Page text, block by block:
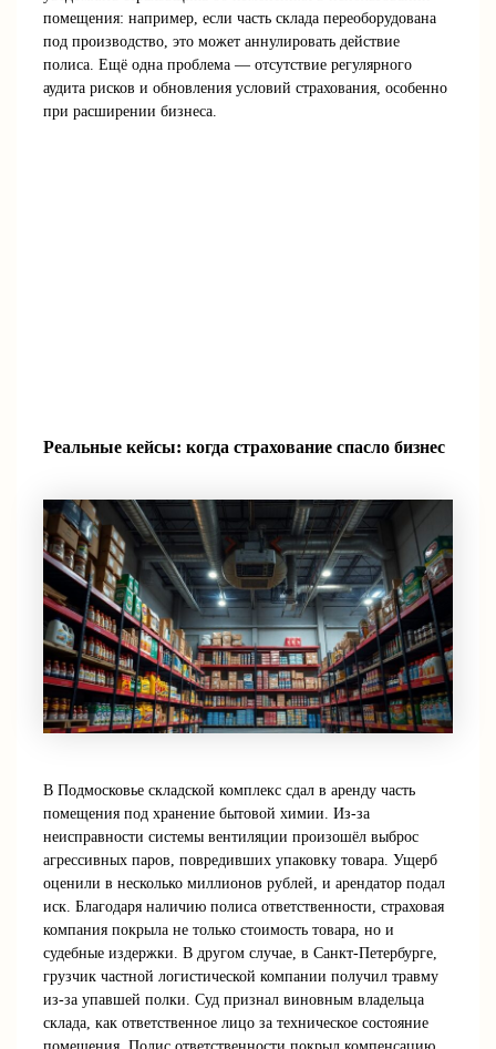
помещения: например, если часть склада переоборудована
под производство, это может аннулировать действие
полиса. Ещё одна проблема — отсутствие регулярного
аудита рисков и обновления условий страхования, особенно
при расширении бизнеса.
Реальные кейсы: когда страхование спасло бизнес
В Подмосковье складской комплекс сдал в аренду часть
помещения под хранение бытовой химии. Из-за
неисправности системы вентиляции произошёл выброс
агрессивных паров, повредивших упаковку товара. Ущерб
оценили в несколько миллионов рублей, и арендатор подал
иск. Благодаря наличию полиса ответственности, страховая
компания покрыла не только стоимость товара, но и
судебные издержки. В другом случае, в Санкт-Петербурге,
грузчик частной логистической компании получил травму
из-за упавшей полки. Суд признал виновным владельца
склада, как ответственное лицо за техническое состояние